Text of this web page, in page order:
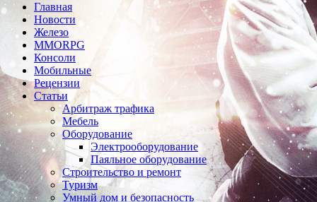
Главная
Новости
Железо
MMORPG
Консоли
Мобильные
Рецензии
Статьи
Арбитраж трафика
Мебель
Оборудование
Электрооборудование
Паяльное оборудование
Строительство и ремонт
Туризм
Умный дом и безопасность